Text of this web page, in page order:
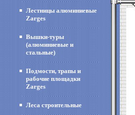
Лестницы алюминиевые
Zarges
Вышки-туры
(алюминиевые и
стальные)
Подмости, трапы и
рабочие площадки
Zarges
Леса строительные